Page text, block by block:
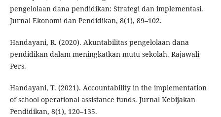
pengelolaan dana pendidikan: Strategi dan implementasi.
Jurnal Ekonomi dan Pendidikan, 8(1), 89–102.
Handayani, R. (2020). Akuntabilitas pengelolaan dana
pendidikan dalam meningkatkan mutu sekolah. Rajawali
Pers.
Handayani, T. (2021). Accountability in the implementation
of school operational assistance funds. Jurnal Kebijakan
Pendidikan, 8(1), 120–135.